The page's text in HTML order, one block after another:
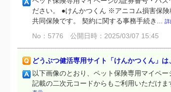
ださい。 ●けんかつくん ※アニコム損害保
共同保険です。 契約に関する事務手続き...
詳
No：5776 公開日時：2025/03/07 15:45
どうぶつ健活専用サイト「けんかつくん」
以下画像のとおり、ペット保険専用マイペ
記載の二次元コードからもご利用いただけ